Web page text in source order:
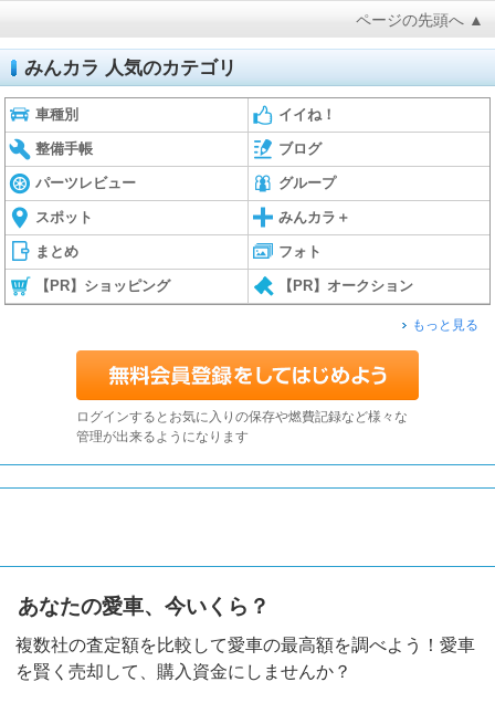
ページの先頭へ ▲
みんカラ 人気のカテゴリ
車種別 イイね！
整備手帳 ブログ
パーツレビュー グループ
スポット みんカラ＋
まとめ フォト
【PR】ショッピング 【PR】オークション
もっと見る
ログインするとお気に入りの保存や燃費記録など様々な
管理が出来るようになります
あなたの愛車、今いくら？
複数社の査定額を比較して愛車の最高額を調べよう！愛車
を賢く売却して、購入資金にしませんか？